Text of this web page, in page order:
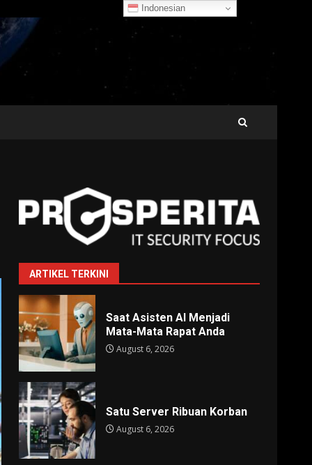
ARTIKEL TERKINI
Saat Asisten AI Menjadi
Mata-Mata Rapat Anda
August 6, 2026
Satu Server Ribuan Korban
August 6, 2026
Indonesian